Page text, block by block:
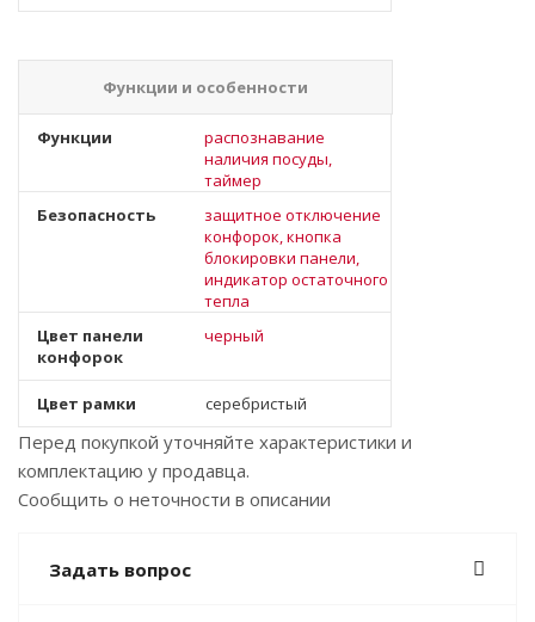
Функции и особенности
Функции
распознавание
наличия посуды,
таймер
Безопасность
защитное отключение
конфорок, кнопка
блокировки панели,
индикатор остаточного
тепла
Цвет панели
конфорок
черный
Цвет рамки серебристый
Перед покупкой уточняйте характеристики и
комплектацию у продавца.
Сообщить о неточности в описании
Задать вопрос